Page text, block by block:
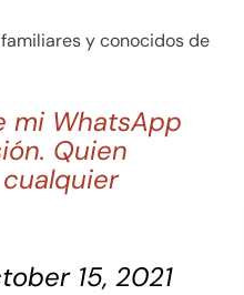
y conocidos de
mi WhatsApp
Quien
15, 2021